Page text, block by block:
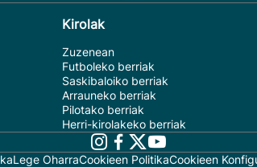
Kirolak
Zuzenean
Futboleko berriak
Saskibaloiko berriak
Arrauneko berriak
Pilotako berriak
Herri-kirolakeko berriak
Lege OharraCookieen PolitikaCookieen